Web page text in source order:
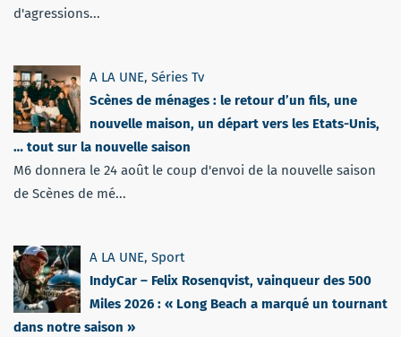
d'agressions...
A LA UNE, Séries Tv
Scènes de ménages : le retour d’un fils, une
nouvelle maison, un départ vers les Etats-Unis,
… tout sur la nouvelle saison
M6 donnera le 24 août le coup d'envoi de la nouvelle saison
de Scènes de mé...
A LA UNE, Sport
IndyCar – Felix Rosenqvist, vainqueur des 500
Miles 2026 : « Long Beach a marqué un tournant
dans notre saison »